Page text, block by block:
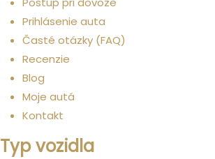
Prihlásenie auta
Časté otázky (FAQ)
Recenzie
Blog
Moje autá
Kontakt
Typ vozidla